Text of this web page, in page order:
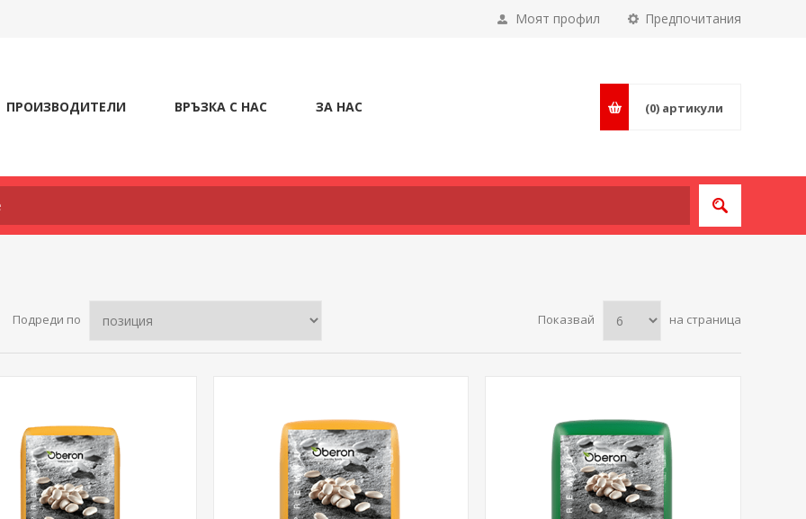
Предпочитания
Моят профил
ПРОИЗВОДИТЕЛИ ВРЪЗКА С НАС ЗА НАС (0) артикули
Подреди по Показвай на страница